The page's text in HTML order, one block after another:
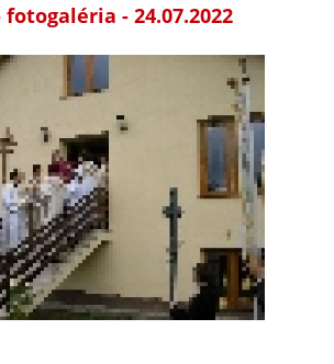
- 24.07.2022